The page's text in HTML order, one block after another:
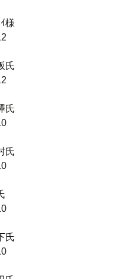
様
氏
氏
氏
氏